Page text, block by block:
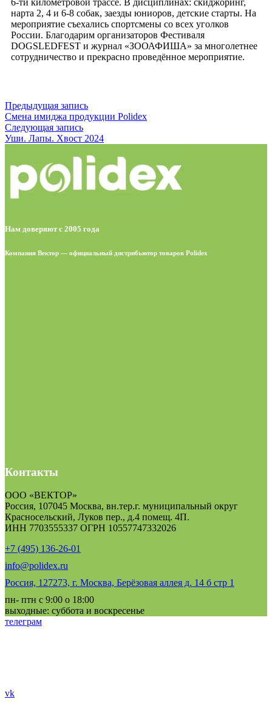
нарта 2, 4 и 6-8 собак, заезды юниоров, детские старты. На
мероприятие съехались спортсмены со всех уголков
России. Благодарим организаторов Фестиваля
DOGSLEDFEST и журнал «ЗООАФИША» за многолетнее
сотрудничество и прекрасно проведённое мероприятие.
Предыдущая запись
Смена имиджа продукции Polidex
Следующая запись
Уши. Лапы. Хвост 2024
Нам доверяют с 2005 года
Компания Вектор — официальный дистрибьютор товаров Polidex
Контакты
ООО «ВЕКТОР»
Россия, 107045 Москва, вн.тер.г. муниципальный округ
Красносельский, Луков пер., д.4 помещ. 4П.
ИНН 7703555337 ОГРН 10557747332026
+7 (495) 136-26-01
info@polidex.ru
Россия, 127273, г. Москва, Берёзовая аллея д. 14 б стр 1
пн- птн с 9:00 о 18:00
выходные: суббота и воскресенье
телеграм
vk